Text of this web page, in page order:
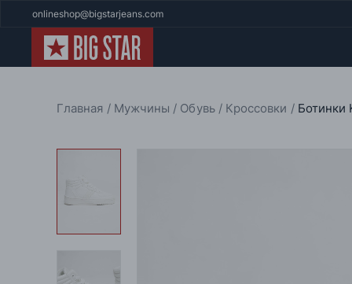
onlineshop@bigstarjeans.com
Главная Мужчины Обувь Кроссовки Ботинки